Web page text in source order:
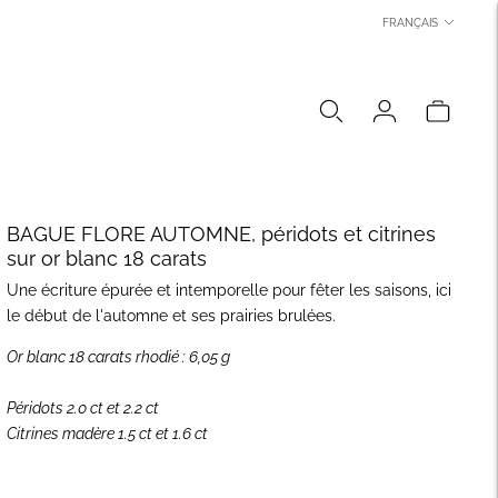
LANGUE
FRANÇAIS
BAGUE FLORE AUTOMNE, péridots et citrines
sur or blanc 18 carats
Une écriture épurée et intemporelle pour fêter les saisons, ici
le début de l'automne et ses prairies brulées.
Or blanc 18 carats rhodié : 6,05 g
Péridots 2.0 ct et 2.2 ct
Citrines madère 1.5 ct et 1.6 ct